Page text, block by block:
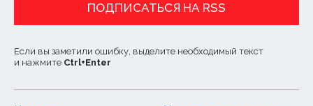
ПОДПИСАТЬСЯ НА RSS
Если вы заметили ошибку, выделите необходимый текст
и нажмите Ctrl+Enter